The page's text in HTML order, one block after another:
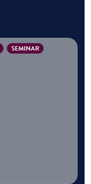
SEMINAR